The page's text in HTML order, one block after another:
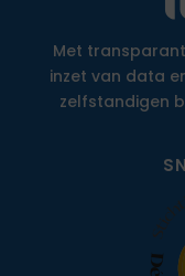
Met
inzet van data
zelfstandigen